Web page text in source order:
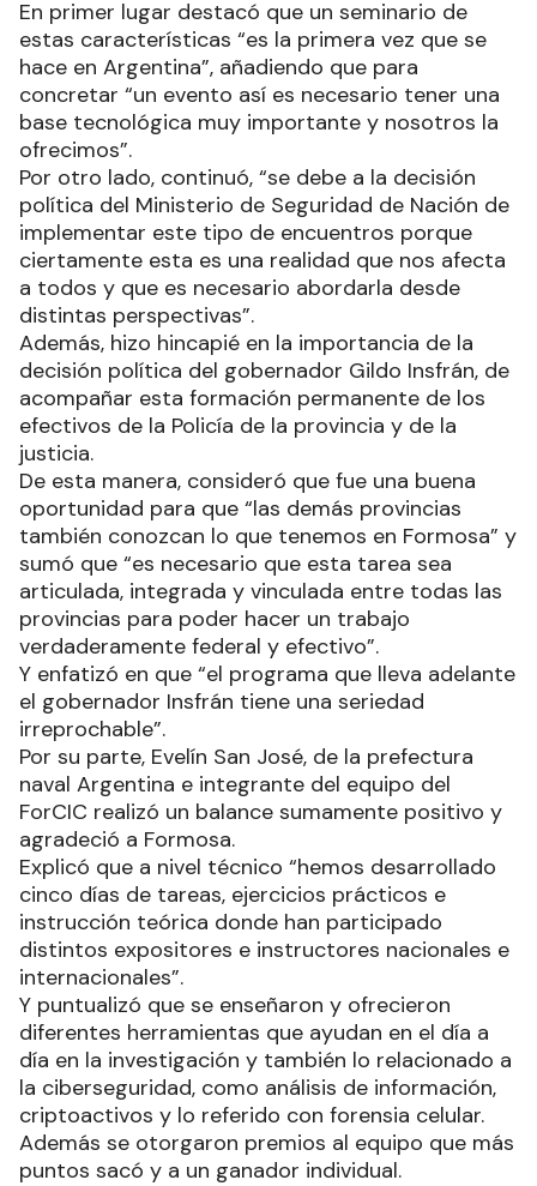
En primer lugar destacó que un seminario de
estas características “es la primera vez que se
hace en Argentina”, añadiendo que para
concretar “un evento así es necesario tener una
base tecnológica muy importante y nosotros la
ofrecimos”.
Por otro lado, continuó, “se debe a la decisión
política del Ministerio de Seguridad de Nación de
implementar este tipo de encuentros porque
ciertamente esta es una realidad que nos afecta
a todos y que es necesario abordarla desde
distintas perspectivas”.
Además, hizo hincapié en la importancia de la
decisión política del gobernador Gildo Insfrán, de
acompañar esta formación permanente de los
efectivos de la Policía de la provincia y de la
justicia.
De esta manera, consideró que fue una buena
oportunidad para que “las demás provincias
también conozcan lo que tenemos en Formosa” y
sumó que “es necesario que esta tarea sea
articulada, integrada y vinculada entre todas las
provincias para poder hacer un trabajo
verdaderamente federal y efectivo”.
Y enfatizó en que “el programa que lleva adelante
el gobernador Insfrán tiene una seriedad
irreprochable”.
Por su parte, Evelín San José, de la prefectura
naval Argentina e integrante del equipo del
ForCIC realizó un balance sumamente positivo y
agradeció a Formosa.
Explicó que a nivel técnico “hemos desarrollado
cinco días de tareas, ejercicios prácticos e
instrucción teórica donde han participado
distintos expositores e instructores nacionales e
internacionales”.
Y puntualizó que se enseñaron y ofrecieron
diferentes herramientas que ayudan en el día a
día en la investigación y también lo relacionado a
la ciberseguridad, como análisis de información,
criptoactivos y lo referido con forensia celular.
Además se otorgaron premios al equipo que más
puntos sacó y a un ganador individual.